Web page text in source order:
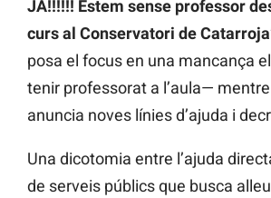
JA!!!!!! Estem sense professor
curs al Conservatori de
posa el focus en una mancança
tenir professorat a l’aula—
anuncia noves línies d’ajuda i
Una dicotomia entre l’ajuda
de serveis públics que busca